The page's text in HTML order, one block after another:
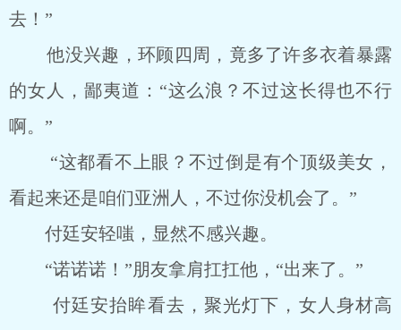
去！”
他没兴趣，环顾四周，竟多了许多衣着暴露
的女人，鄙夷道：“这么浪？不过这长得也不行
啊。”
“这都看不上眼？不过倒是有个顶级美女，
看起来还是咱们亚洲人，不过你没机会了。”
付廷安轻嗤，显然不感兴趣。
“诺诺诺！”朋友拿肩扛扛他，“出来了。”
付廷安抬眸看去，聚光灯下，女人身材高